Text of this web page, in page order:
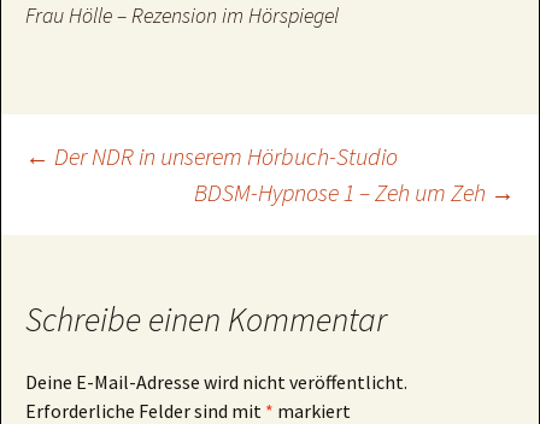
Frau Hölle – Rezension im Hörspiegel
Beitragsnavigation
← Der NDR in unserem Hörbuch-Studio
BDSM-Hypnose 1 – Zeh um Zeh →
Schreibe einen Kommentar
Deine E-Mail-Adresse wird nicht veröffentlicht.
Erforderliche Felder sind mit * markiert